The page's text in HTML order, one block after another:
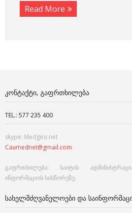
Read More
ᲙᲝᲜᲢᲐᲥᲢᲘ, ᲒᲐᲤᲠᲗᲮᲘᲚᲔᲑᲐ
TEL.: 577 235 400
skype: Medgeo.net
Caumednet@gmail.com
გაფრთხილება: საიტის
ინფორმაციის სისწორეზე.
ᲡᲐᲮᲔᲚᲛᲫᲦᲕᲐᲜᲔᲚᲝᲔᲑᲘ ᲓᲐ